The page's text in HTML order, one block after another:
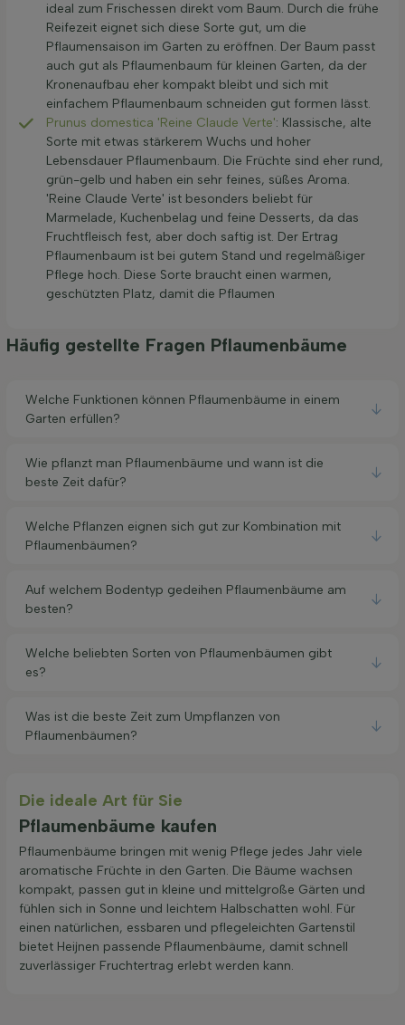
ideal zum Frischessen direkt vom Baum. Durch die frühe
Reifezeit eignet sich diese Sorte gut, um die
Pflaumensaison im Garten zu eröffnen. Der Baum passt
auch gut als Pflaumenbaum für kleinen Garten, da der
Kronenaufbau eher kompakt bleibt und sich mit
einfachem Pflaumenbaum schneiden gut formen lässt.
Prunus domestica 'Reine Claude Verte': Klassische, alte
Sorte mit etwas stärkerem Wuchs und hoher
Lebensdauer Pflaumenbaum. Die Früchte sind eher rund,
grün-gelb und haben ein sehr feines, süßes Aroma.
'Reine Claude Verte' ist besonders beliebt für
Marmelade, Kuchenbelag und feine Desserts, da das
Fruchtfleisch fest, aber doch saftig ist. Der Ertrag
Pflaumenbaum ist bei gutem Stand und regelmäßiger
Pflege hoch. Diese Sorte braucht einen warmen,
geschützten Platz, damit die Pflaumen
Häufig gestellte Fragen Pflaumenbäume
Welche Funktionen können Pflaumenbäume in einem
Garten erfüllen?
Wie pflanzt man Pflaumenbäume und wann ist die
beste Zeit dafür?
Welche Pflanzen eignen sich gut zur Kombination mit
Pflaumenbäumen?
Auf welchem Bodentyp gedeihen Pflaumenbäume am
besten?
Welche beliebten Sorten von Pflaumenbäumen gibt
es?
Was ist die beste Zeit zum Umpflanzen von
Pflaumenbäumen?
Die ideale Art für Sie
Pflaumenbäume kaufen
Pflaumenbäume bringen mit wenig Pflege jedes Jahr viele
aromatische Früchte in den Garten. Die Bäume wachsen
kompakt, passen gut in kleine und mittelgroße Gärten und
fühlen sich in Sonne und leichtem Halbschatten wohl. Für
einen natürlichen, essbaren und pflegeleichten Gartenstil
bietet Heijnen passende Pflaumenbäume, damit schnell
zuverlässiger Fruchtertrag erlebt werden kann.